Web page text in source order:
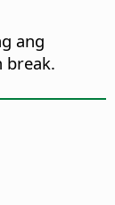
ang
break.